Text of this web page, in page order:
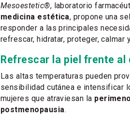
Mesoestetic®, laboratorio
medicina estética, propone una
responder a las principales
refrescar, hidratar, proteger, calmar
Refrescar la piel frente al
Las altas temperaturas pueden
sensibilidad cutánea e intensificar
mujeres que atraviesan la
postmenopausia.